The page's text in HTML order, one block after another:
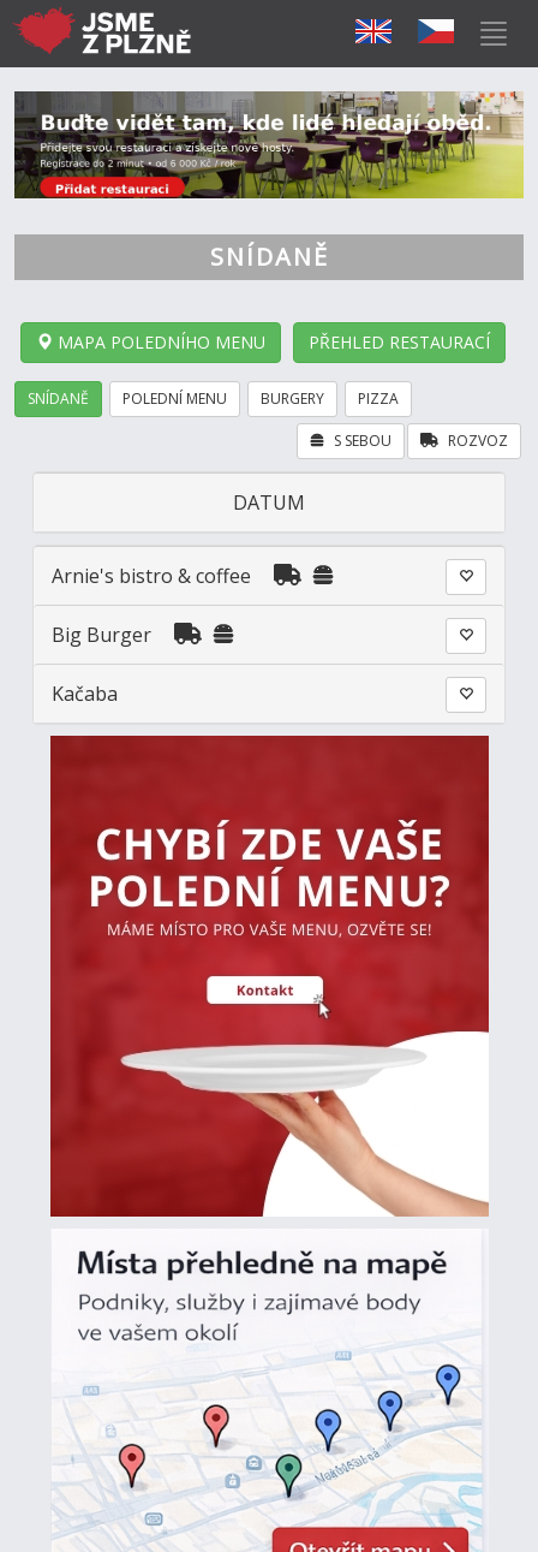
SNÍDANĚ
MAPA POLEDNÍHO MENU PŘEHLED RESTAURACÍ
SNÍDANĚ POLEDNÍ MENU BURGERY PIZZA
ROZVOZ
S SEBOU
DATUM
Arnie's bistro & coffee
Big Burger
Kačaba